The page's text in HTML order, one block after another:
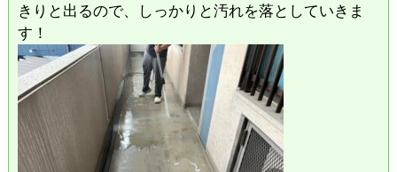
きりと出るので、しっかりと汚れを落としていきま
す！